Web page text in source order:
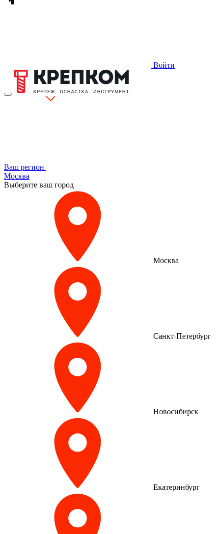
Войти
Ваш регион
Москва
Выберите ваш город
Москва
Санкт-Петербург
Новосибирск
Екатеринбург